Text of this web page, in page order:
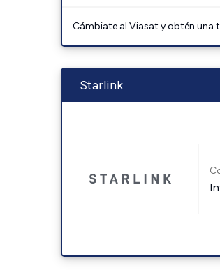
Cámbiate al Viasat y obtén
Starlink